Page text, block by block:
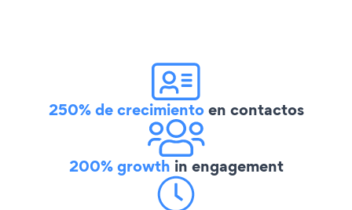
250% de crecimientoen contactos
200% growth in engagement